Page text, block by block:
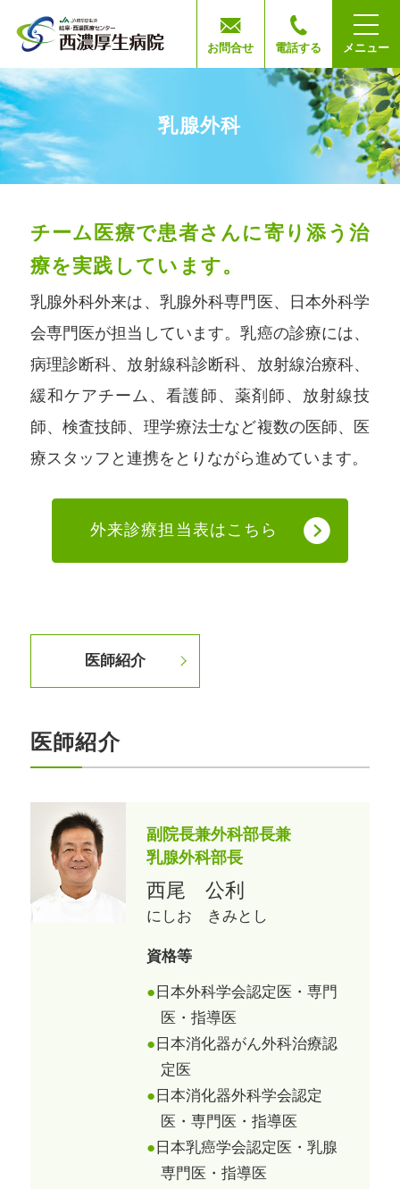
乳腺外科
チーム医療で患者さんに寄り添う治
療を実践しています。
乳腺外科外来は、乳腺外科専門医、日本外科学
会専門医が担当しています。乳癌の診療には、
病理診断科、放射線科診断科、放射線治療科、
緩和ケアチーム、看護師、薬剤師、放射線技
師、検査技師、理学療法士など複数の医師、医
療スタッフと連携をとりながら進めています。
外来診療担当表はこちら
医師紹介
医師紹介
副院長兼外科部長兼
乳腺外科部長
西尾 公利
にしお きみとし
資格等
日本外科学会認定医・専門
医・指導医
日本消化器がん外科治療認
定医
日本消化器外科学会認定
医・専門医・指導医
日本乳癌学会認定医・乳腺
専門医・指導医
お問合せ 電話する メニュー